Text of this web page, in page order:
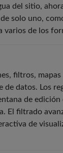
del sitio,
solo uno,
de los
filtros,
datos. Los
de
El filtrado
de